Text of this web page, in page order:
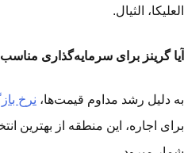
الثیال.
گرینز برای سرمایه‌گذاری
دلیل رشد مداوم قیمت‌ها،نرخ
اجاره، این منطقه از بهترین